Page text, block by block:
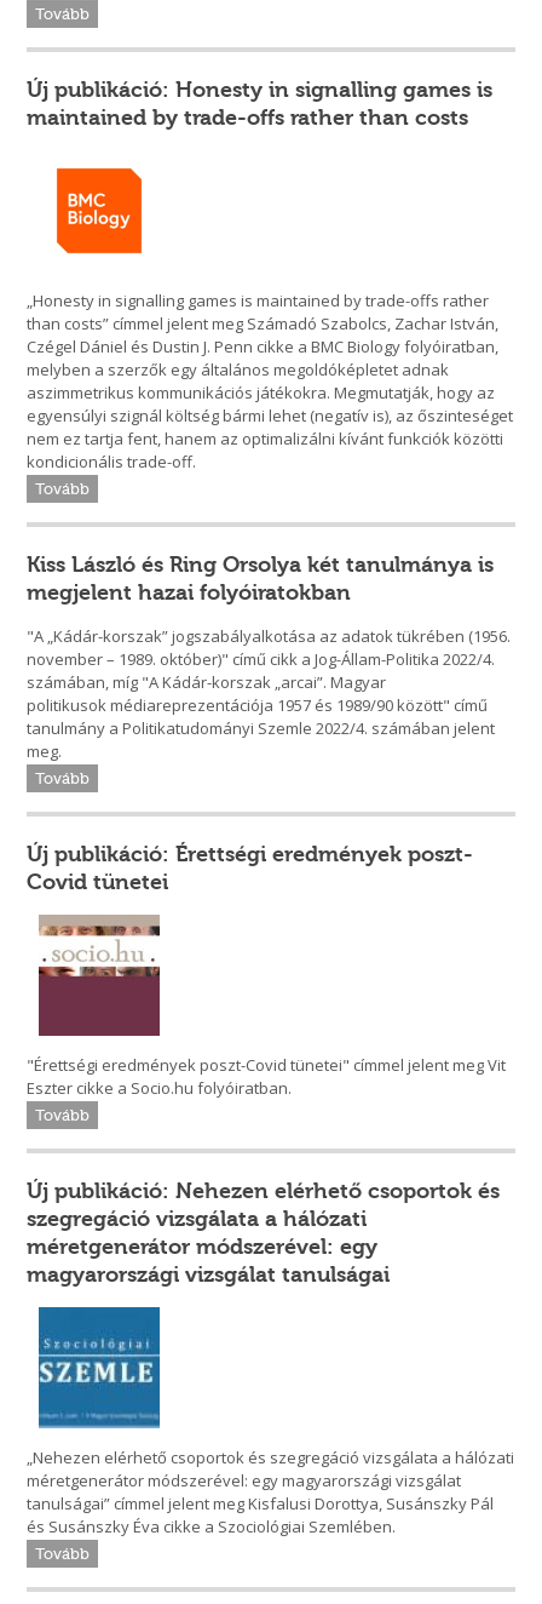
Tovább
Új publikáció: Honesty in signalling games is
maintained by trade-offs rather than costs
„Honesty in signalling games is maintained by trade-offs rather
than costs” címmel jelent meg Számadó Szabolcs, Zachar István,
Czégel Dániel és Dustin J. Penn cikke a BMC Biology folyóiratban,
melyben a szerzők egy általános megoldóképletet adnak
aszimmetrikus kommunikációs játékokra. Megmutatják, hogy az
egyensúlyi szignál költség bármi lehet (negatív is), az őszinteséget
nem ez tartja fent, hanem az optimalizálni kívánt funkciók közötti
kondicionális trade-off.
Tovább
Kiss László és Ring Orsolya két tanulmánya is
megjelent hazai folyóiratokban
"A „Kádár-korszak” jogszabályalkotása az adatok tükrében (1956.
november – 1989. október)" című cikk a Jog-Állam-Politika 2022/4.
számában, míg "A Kádár-korszak „arcai”. Magyar
politikusok médiareprezentációja 1957 és 1989/90 között" című
tanulmány a Politikatudományi Szemle 2022/4. számában jelent
meg.
Tovább
Új publikáció: Érettségi eredmények poszt-
Covid tünetei
"Érettségi eredmények poszt-Covid tünetei" címmel jelent meg Vit
Eszter cikke a Socio.hu folyóiratban.
Tovább
Új publikáció: Nehezen elérhető csoportok és
szegregáció vizsgálata a hálózati
méretgenerátor módszerével: egy
magyarországi vizsgálat tanulságai
„Nehezen elérhető csoportok és szegregáció vizsgálata a hálózati
méretgenerátor módszerével: egy magyarországi vizsgálat
tanulságai” címmel jelent meg Kisfalusi Dorottya, Susánszky Pál
és Susánszky Éva cikke a Szociológiai Szemlében.
Tovább